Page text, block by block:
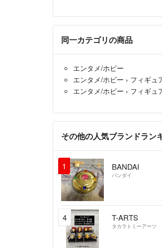
同一カテゴリの商品
エンタメ/ホビー
エンタメ/ホビー › フィギュ
エンタメ/ホビー › フィギュ
その他の人気ブランドラン
1 BANDAI
バンダイ
4 T-ARTS
タカラトミーアーツ